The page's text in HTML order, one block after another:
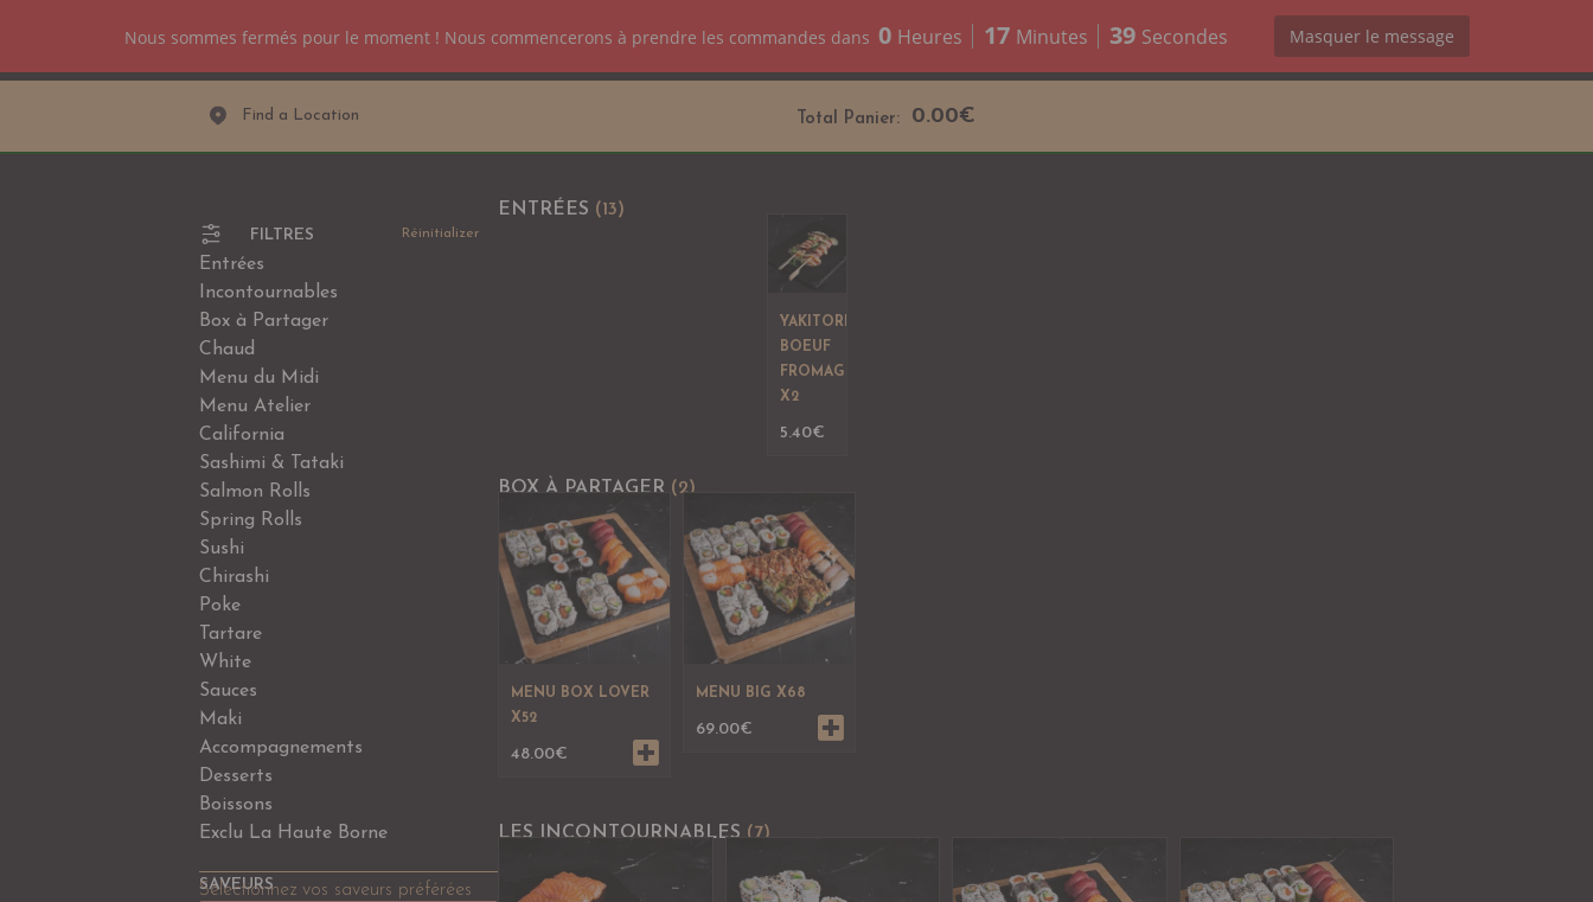
CARTE
Find a Location Total Panier: 0.00€
FILTRES Réinitializer
Entrées
Incontournables
Box à Partager
Chaud
Menu du Midi
Menu Atelier
California
Sashimi & Tataki
Salmon Rolls
Spring Rolls
Sushi
Chirashi
Poke
Tartare
White
Sauces
Maki
Accompagnements
Desserts
Boissons
Exclu La Haute Borne
SAVEURS
Sélectionnez vos saveurs préférées
ENTRÉES (13)
YAKITORI
BOEUF
FROMAGE
X2
5.40€
BOX À PARTAGER (2)
MENU BOX LOVER
X52
48.00€
MENU BIG X68
69.00€
LES INCONTOURNABLES (7)
Nous sommes fermés pour le moment ! Nous commencerons à prendre les commandes dans 0 Heures 17 Minutes 37 Secondes Masquer le message